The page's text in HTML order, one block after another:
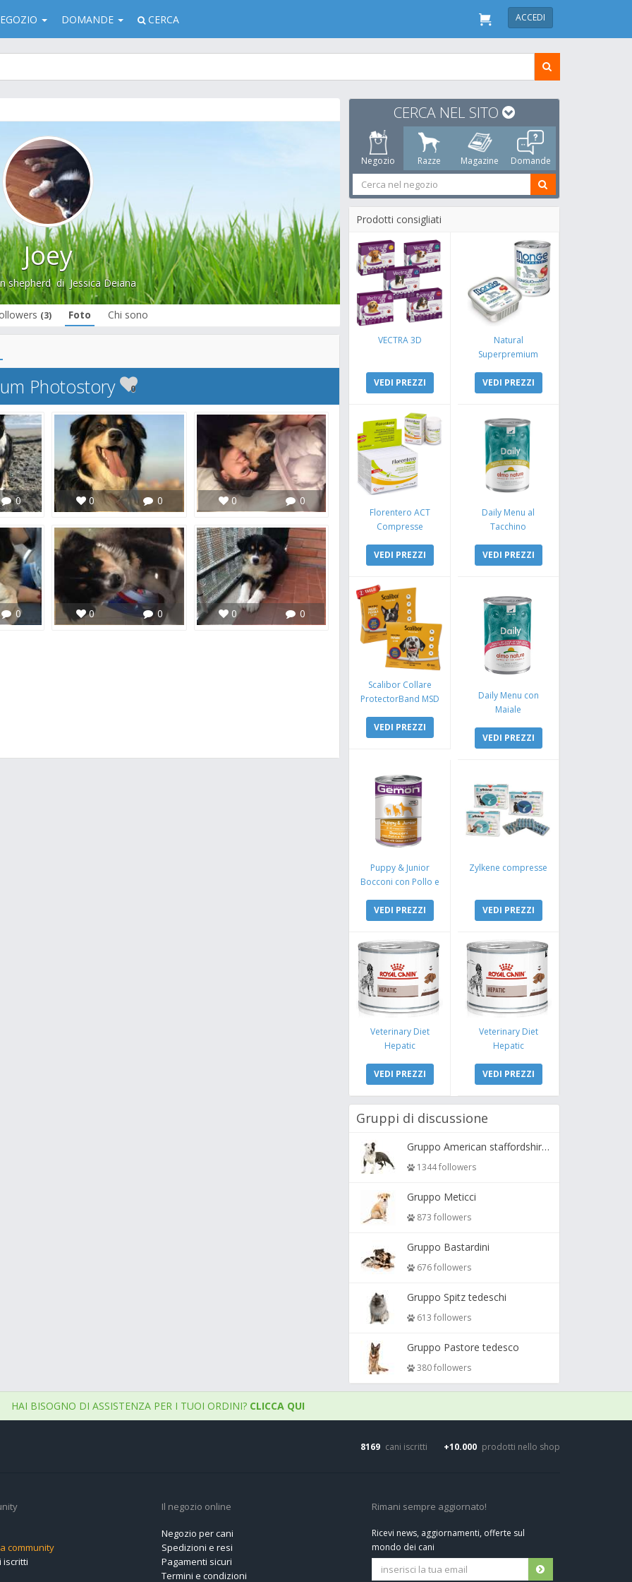
DOMANDE CERCA ACCEDI
Joey
shepherddi Jessica Deiana
(3) Foto Chi sono
Photostory 0
0 0 0 0 0
0 0 0 0 0
CERCA NEL SITO
Negozio Razze Magazine Domande
Prodotti consigliati
VECTRA 3D
VEDI PREZZI
Natural
Superpremium
Coniglio e Mela
VEDI PREZZI
Florentero ACT
Compresse
VEDI PREZZI
Daily Menu al
Tacchino
VEDI PREZZI
Scalibor Collare
ProtectorBand MSD
VEDI PREZZI
Daily Menu con
Maiale
VEDI PREZZI
Puppy & Junior
Bocconi con Pollo e
VEDI PREZZI
Zylkene compresse
VEDI PREZZI
Veterinary Diet
Hepatic
VEDI PREZZI
Veterinary Diet
Hepatic
VEDI PREZZI
Gruppi di discussione
Gruppo American staffordshire terrier ( amstaff, amastaff )
1344 followers
Gruppo Meticci
873 followers
Gruppo Bastardini
676 followers
Gruppo Spitz tedeschi
613 followers
Gruppo Pastore tedesco
380 followers
HAI BISOGNO DI ASSISTENZA PER I TUOI ORDINI? CLICCA QUI
8169 cani iscritti +10.000 prodotti nello shop
community
iscritti
Il negozio online
Negozio per cani
Spedizioni e resi
Pagamenti sicuri
Termini e condizioni
Rimani sempre aggiornato!
Ricevi news, aggiornamenti, offerte sul
mondo dei cani